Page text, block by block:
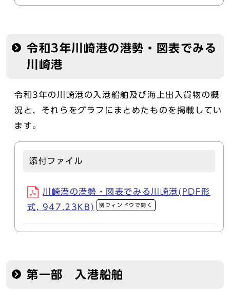
令和3年川崎港の港勢・図表でみる
川崎港
令和3年の川崎港の入港船舶及び海上出入貨物の概
況と、それらをグラフにまとめたものを掲載してい
ます。
添付ファイル
川崎港の港勢・図表でみる川崎港(PDF形
式, 947.23KB)
別ウィンドウで開く
第一部 入港船舶